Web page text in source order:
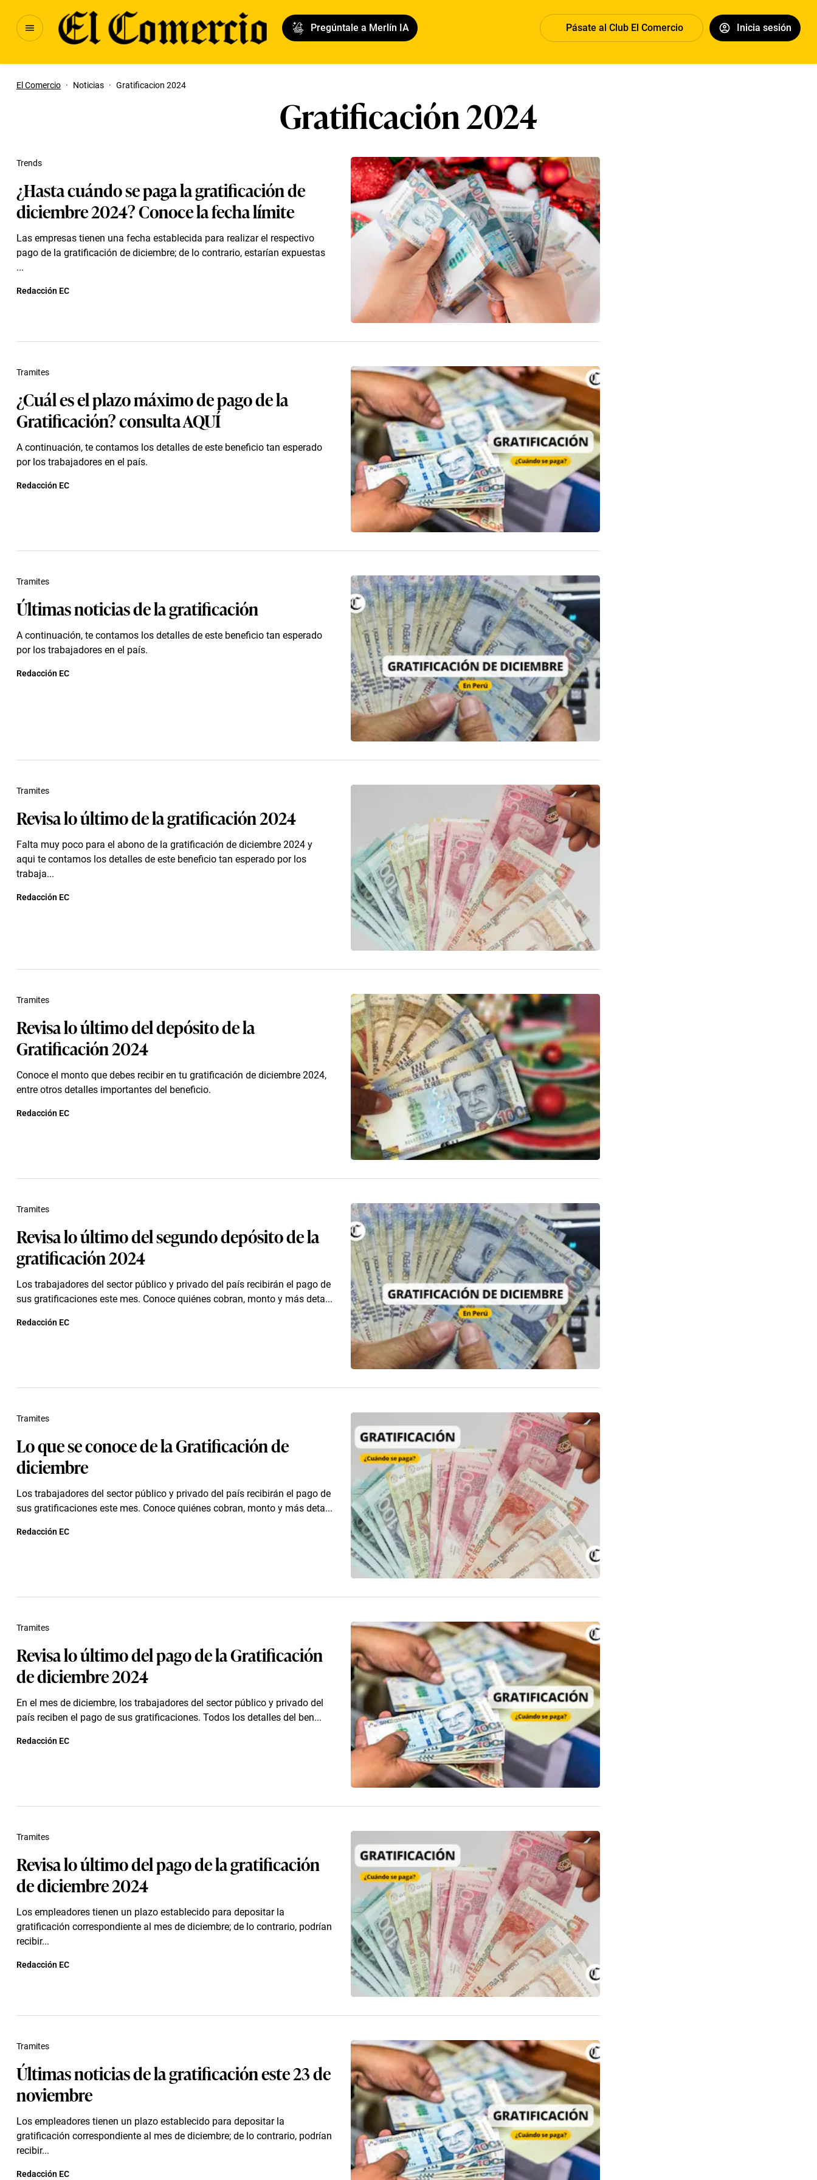
Pregúntale a Merlín IA Pásate al Club El Comercio Inicia sesión
El Comercio · Noticias · Gratificacion 2024
Gratificación 2024
¿Hasta cuándo se paga la gratificación de
diciembre 2024? Conoce la fecha límite
Las empresas tienen una fecha establecida para realizar el respectivo
pago de la gratificación de diciembre; de lo contrario, estarían expuestas
...
Trends
Redacción EC
¿Cuál es el plazo máximo de pago de la
Gratificación? consulta AQUÍ
A continuación, te contamos los detalles de este beneficio tan esperado
por los trabajadores en el país.
Tramites
Redacción EC
Últimas noticias de la gratificación
A continuación, te contamos los detalles de este beneficio tan esperado
por los trabajadores en el país.
Tramites
Redacción EC
Revisa lo último de la gratificación 2024
Falta muy poco para el abono de la gratificación de diciembre 2024 y
aqui te contamos los detalles de este beneficio tan esperado por los
trabaja...
Tramites
Redacción EC
Revisa lo último del depósito de la
Gratificación 2024
Conoce el monto que debes recibir en tu gratificación de diciembre 2024,
entre otros detalles importantes del beneficio.
Tramites
Redacción EC
Revisa lo último del segundo depósito de la
gratificación 2024
Los trabajadores del sector público y privado del país recibirán el pago de
sus gratificaciones este mes. Conoce quiénes cobran, monto y más deta...
Tramites
Redacción EC
Lo que se conoce de la Gratificación de
diciembre
Los trabajadores del sector público y privado del país recibirán el pago de
sus gratificaciones este mes. Conoce quiénes cobran, monto y más deta...
Tramites
Redacción EC
Revisa lo último del pago de la Gratificación
de diciembre 2024
En el mes de diciembre, los trabajadores del sector público y privado del
país reciben el pago de sus gratificaciones. Todos los detalles del ben...
Tramites
Redacción EC
Revisa lo último del pago de la gratificación
de diciembre 2024
Los empleadores tienen un plazo establecido para depositar la
gratificación correspondiente al mes de diciembre; de lo contrario, podrían
recibir...
Tramites
Redacción EC
Últimas noticias de la gratificación este 23 de
noviembre
Los empleadores tienen un plazo establecido para depositar la
gratificación correspondiente al mes de diciembre; de lo contrario, podrían
recibir...
Tramites
Redacción EC